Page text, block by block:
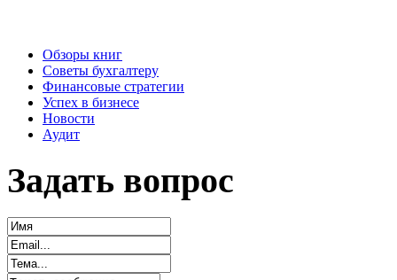
Обзоры книг
Советы бухгалтеру
Финансовые стратегии
Успех в бизнесе
Новости
Аудит
Задать вопрос